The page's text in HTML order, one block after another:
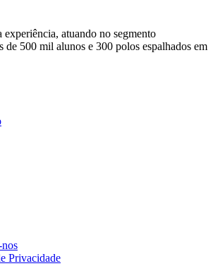
atuando no segmento
de 500 mil alunos e 300 polos espalhados em
Privacidade